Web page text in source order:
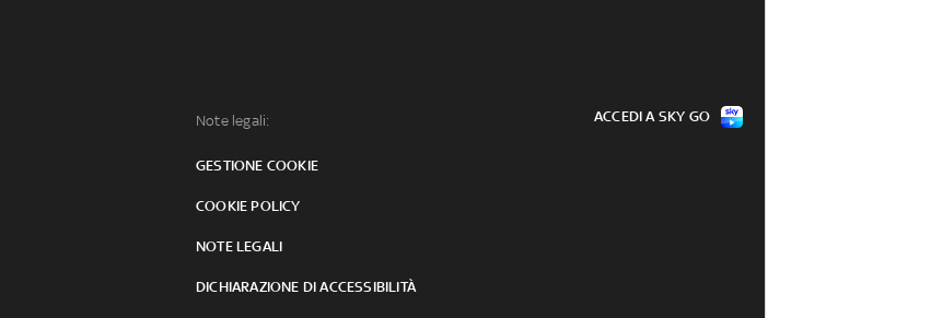
Note legali:
GESTIONE COOKIE
COOKIE POLICY
NOTE LEGALI
DICHIARAZIONE DI ACCESSIBILITÀ
ACCEDI A SKY GO